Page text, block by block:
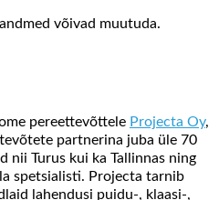
võivad muutuda.
pereettevõttele Projecta Oy,
partnerina juba üle 70
nii Turus kui ka Tallinnas ning
spetsialisti. Projecta tarnib
lahendusi puidu-, klaasi-,